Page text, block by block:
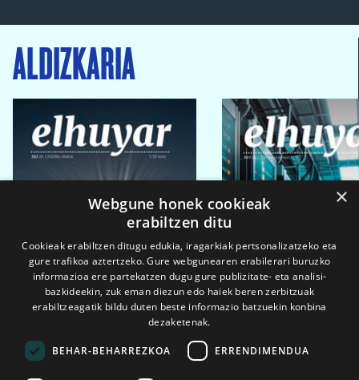
ALDIZKARIA
×
Webgune honek cookieak
erabiltzen ditu
Cookieak erabiltzen ditugu edukia, iragarkiak pertsonalizatzeko eta
gure trafikoa aztertzeko. Gure webgunearen erabilerari buruzko
informazioa ere partekatzen dugu gure publizitate- eta analisi-
bazkideekin, zuk eman diezun edo haiek beren zerbitzuak
erabiltzeagatik bildu duten beste informazio batzuekin konbina
dezaketenak.
BEHAR-BEHARREZKOA ERRENDIMENDUA